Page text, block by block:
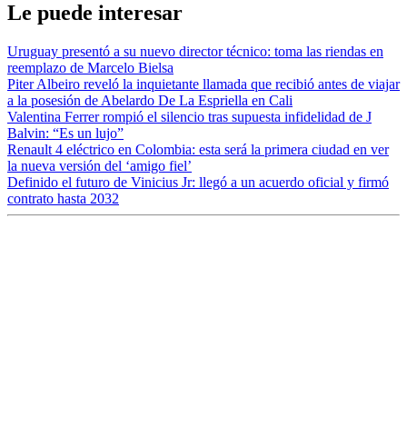
Le puede interesar
Uruguay presentó a su nuevo director técnico: toma las riendas en
reemplazo de Marcelo Bielsa
Piter Albeiro reveló la inquietante llamada que recibió antes de viajar
a la posesión de Abelardo De La Espriella en Cali
Valentina Ferrer rompió el silencio tras supuesta infidelidad de J
Balvin: “Es un lujo”
Renault 4 eléctrico en Colombia: esta será la primera ciudad en ver
la nueva versión del ‘amigo fiel’
Definido el futuro de Vinicius Jr: llegó a un acuerdo oficial y firmó
contrato hasta 2032